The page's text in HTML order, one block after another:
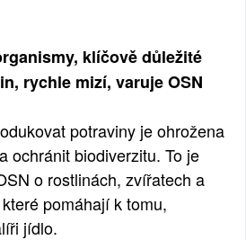
klíčově důležité
rychle mizí, varuje OSN
potraviny je ohrožena
ochránit biodiverzitu. To je
o rostlinách, zvířatech a
pomáhají k tomu,
jídlo.